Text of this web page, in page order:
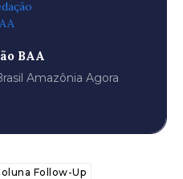
BAA
Amazônia Agora
Follow-Up